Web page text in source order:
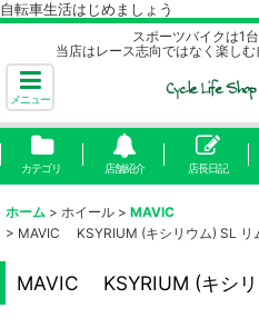
自転車生活はじめましょう
スポーツバイクは1
当店はレース志向ではなく楽し
メニュー
カテゴリ 店舗紹介 店長日記
ホーム > ホイール > MAVIC
> MAVIC KSYRIUM (キシリウム) SL リ
MAVIC KSYRIUM (キシリ